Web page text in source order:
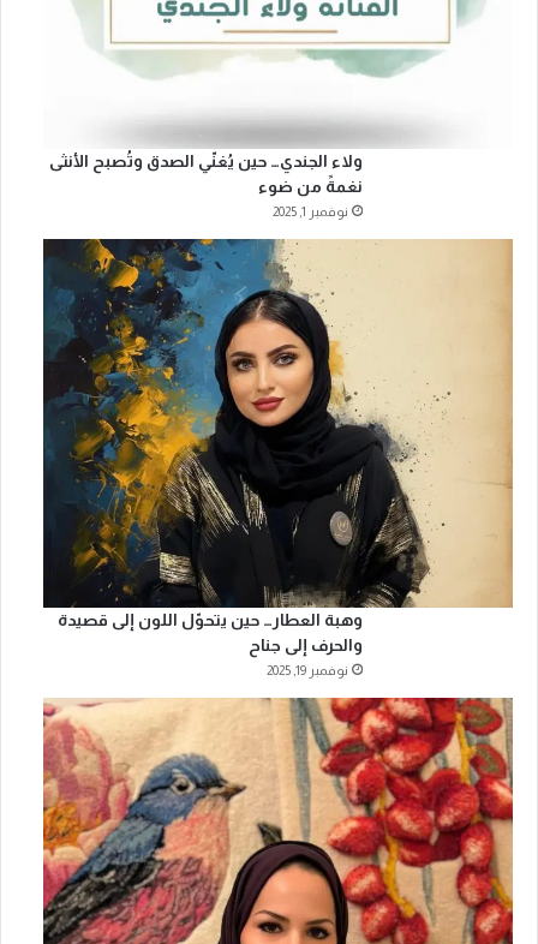
ولاء الجندي… حين يُغنّي الصدق وتُصبح الأنثى
نغمةً من ضوء
نوفمبر 1, 2025
وهبة العطار… حين يتحوّل اللون إلى قصيدة
والحرف إلى جناح
نوفمبر 19, 2025